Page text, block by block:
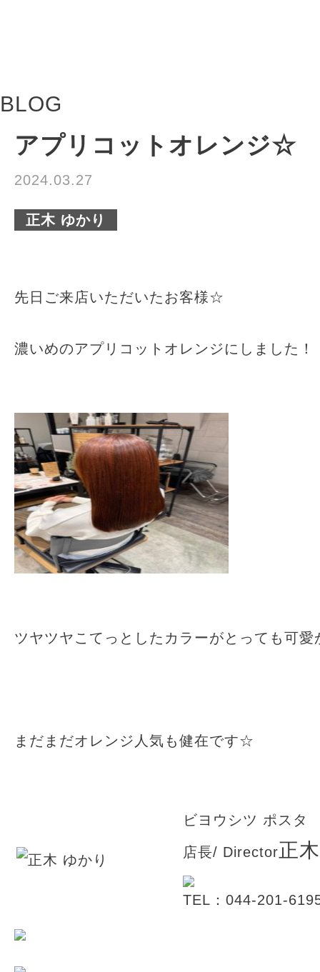
BLOG
アプリコットオレンジ☆
2024.03.27
正木 ゆかり
先日ご来店いただいたお客様☆
濃いめのアプリコットオレンジにしました！
ツヤツヤこてっとしたカラーがとっても可愛
まだまだオレンジ人気も健在です☆
ビヨウシツ ポスタ
店長/ Director正
TEL：044-201-